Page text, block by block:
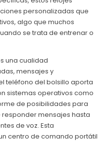
personalizadas que
algo que muchos
se trata de entrenar o
una cualidad
mensajes y
teléfono del bolsillo aporta
sistemas operativos como
de posibilidades para
mensajes hasta
de voz. Esta
centro de comando portátil